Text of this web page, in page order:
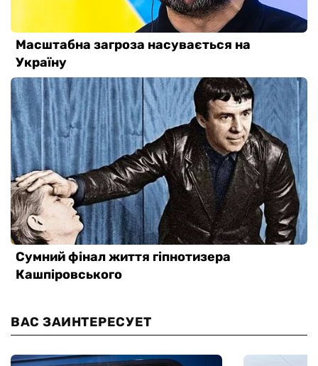
ВАС ЗАИНТЕРЕСУЕТ